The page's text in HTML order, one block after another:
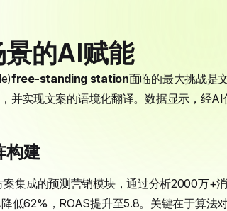
的AI赋能
free-standing station面临的最大挑战是
并实现文案的语境化翻译。数据显示，经
构建
集成的预测营销模块，通过分析2000万+
低62%，ROAS提升至5.8。关键在于算法